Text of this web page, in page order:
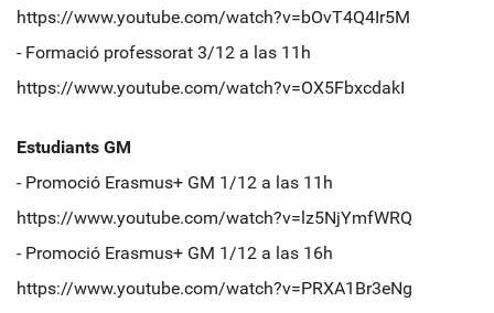
https://www.youtube.com/watch?v=bOvT4Q4Ir5M
- Formació professorat 3/12 a las 11h
https://www.youtube.com/watch?v=OX5FbxcdakI
Estudiants GM
- Promoció Erasmus+ GM 1/12 a las 11h
https://www.youtube.com/watch?v=lz5NjYmfWRQ
- Promoció Erasmus+ GM 1/12 a las 16h
https://www.youtube.com/watch?v=PRXA1Br3eNg